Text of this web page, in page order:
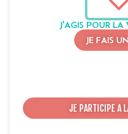
J'AGIS POUR LA
JE FAIS
JE PARTICIPE A